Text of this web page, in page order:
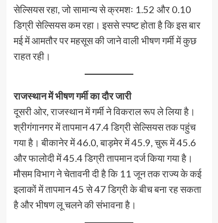
सेल्सियस रहा, जो सामान्य से क्रमशः 1.52 और 0.10
डिग्री सेल्सियस कम रहा। इससे स्पष्ट होता है कि इस बार
मई में आमतौर पर महसूस की जाने वाली भीषण गर्मी में कुछ
राहत रही।
राजस्थान में भीषण गर्मी का दौर जारी
दूसरी ओर, राजस्थान में गर्मी ने विकराल रूप ले लिया है।
श्रीगंगानगर में तापमान 47.4 डिग्री सेल्सियस तक पहुंच
गया है। बीकानेर में 46.0, बाड़मेर में 45.9, चुरू में 45.6
और फालोदी में 45.4 डिग्री तापमान दर्ज किया गया है।
मौसम विभाग ने चेतावनी दी है कि 11 जून तक राज्य के कई
इलाकों में तापमान 45 से 47 डिग्री के बीच बना रह सकता
है और भीषण लू चलने की संभावना है।